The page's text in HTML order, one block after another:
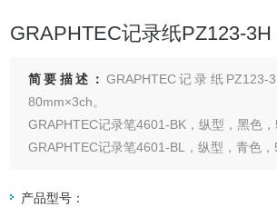
GRAPHTEC记录纸PZ123-3H
简要描述：GRAPHTEC记录纸
80mm×3ch。
GRAPHTEC记录笔4601-BK，纵型，黑色
GRAPHTEC记录笔4601-BL，纵型，青色
GRAPHTEC记录笔701R，横型，赤色，5支/
产品型号：